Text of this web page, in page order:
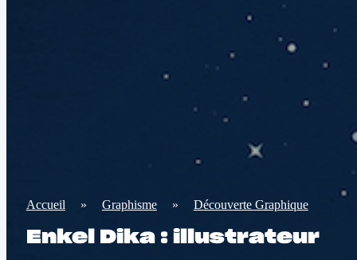
Accueil » Graphisme » Découverte Graphique
Enkel Dika : illustrateur